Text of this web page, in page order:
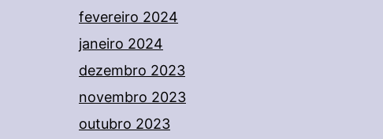
fevereiro 2024
janeiro 2024
dezembro 2023
novembro 2023
outubro 2023